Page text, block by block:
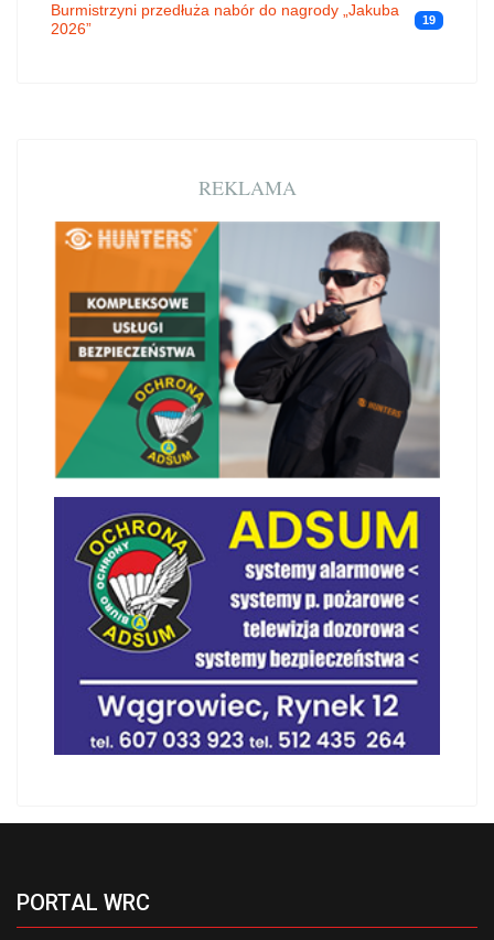
Burmistrzyni przedłuża nabór do nagrody „Jakuba
2026”
19
REKLAMA
PORTAL WRC